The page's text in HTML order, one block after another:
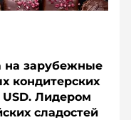
на зарубежные
кондитерских
Лидером
сладостей